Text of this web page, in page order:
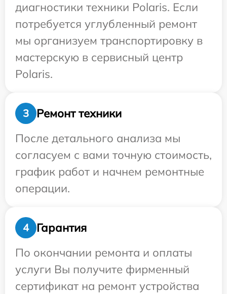
диагностики техники Polaris. Если
потребуется углубленный ремонт
мы организуем транспортировку в
мастерскую в сервисный центр
Polaris.
3
Ремонт техники
После детального анализа мы
согласуем с вами точную стоимость,
график работ и начнем ремонтные
операции.
4
Гарантия
По окончании ремонта и оплаты
услуги Вы получите фирменный
сертификат на ремонт устройства